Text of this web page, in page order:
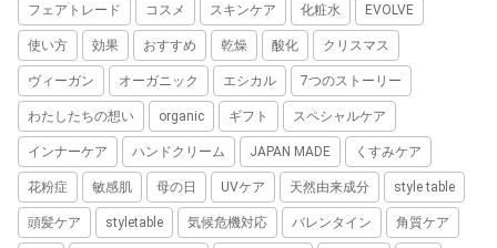
フェアトレード コスメ スキンケア 化粧水 EVOLVE
使い方 効果 おすすめ 乾燥 酸化 クリスマス
ヴィーガン オーガニック エシカル 7つのストーリー
わたしたちの想い organic ギフト スペシャルケア
インナーケア ハンドクリーム JAPAN MADE くすみケア
花粉症 敏感肌 母の日 UVケア 天然由来成分 style table
頭髪ケア styletable 気候危機対応 バレンタイン 角質ケア